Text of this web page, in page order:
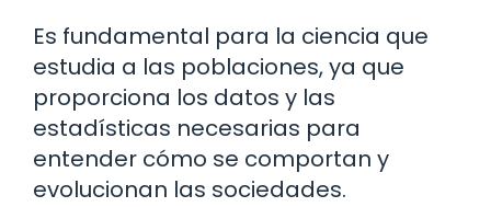
Es fundamental para la ciencia que
estudia a las poblaciones, ya que
proporciona los datos y las
estadísticas necesarias para
entender cómo se comportan y
evolucionan las sociedades.